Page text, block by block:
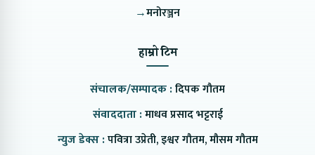
→मनोरञ्जन
हाम्रो टिम
संचालक/सम्पादक :दिपक गौतम
संवाददाता :माधव प्रसाद भट्टराई
न्युज डेक्स :पवित्रा उप्रेती, इश्वर गौतम, मौसम गौतम